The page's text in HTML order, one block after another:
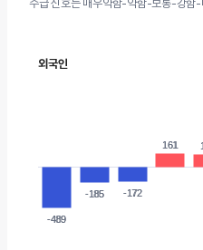
수급 신호는 매우약함-약함-보통-강함-
외국인
-489
-489
-185
-185 -172
-172
161
161